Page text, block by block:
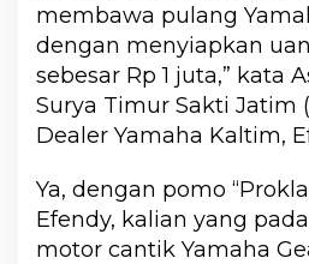
membawa pulang
dengan menyiapkan
sebesar Rp 1 juta,” kata
Surya Timur Sakti Jatim
Dealer Yamaha Kaltim,
Ya, dengan pomo
Efendy, kalian yang
motor cantik Yamaha